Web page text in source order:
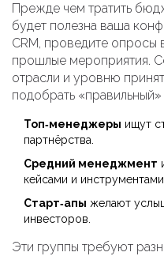
Прежде чем тратить
будет полезна ваша
CRM, проведите опросы
прошлые мероприятия.
отрасли и уровню
подобрать
Топ‑менеджеры ищут
партнёрства.
Средний менеджмент
кейсами и инструментами.
Старт‑апы желают
инвесторов.
Эти группы требуют